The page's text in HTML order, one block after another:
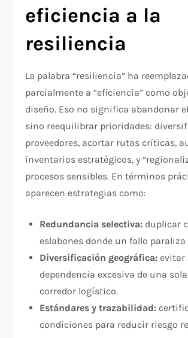
eficiencia a la
resiliencia
La palabra “resiliencia” ha
parcialmente a “eficiencia” como
diseño. Eso no significa abandonar
sino reequilibrar prioridades:
proveedores, acortar rutas críticas,
inventarios estratégicos, y
procesos sensibles. En términos
aparecen estrategias como:
Redundancia selectiva: duplicar
eslabones donde un fallo paraliza
Diversificación geográfica: evitar
dependencia excesiva de una
corredor logístico.
Estándares y trazabilidad:
condiciones para reducir riesgo